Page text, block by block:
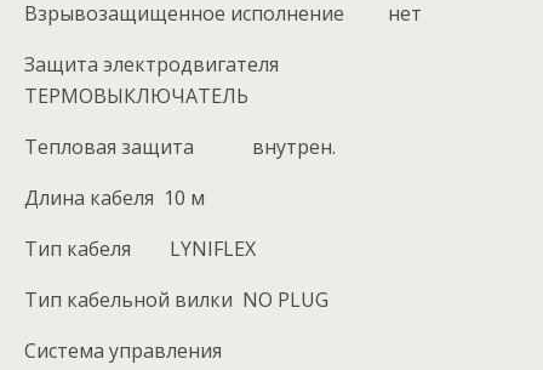
Взрывозащищенное исполнение нет
Защита электродвигателя
ТЕРМОВЫКЛЮЧАТЕЛЬ
Тепловая защита внутрен.
Длина кабеля 10 м
Тип кабеля LYNIFLEX
Тип кабельной вилки NO PLUG
Система управления